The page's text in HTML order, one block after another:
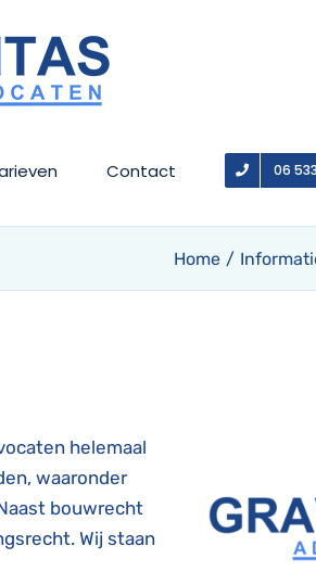
Contact 06
Home
helemaal
waaronder
bouwrecht
Wij staan